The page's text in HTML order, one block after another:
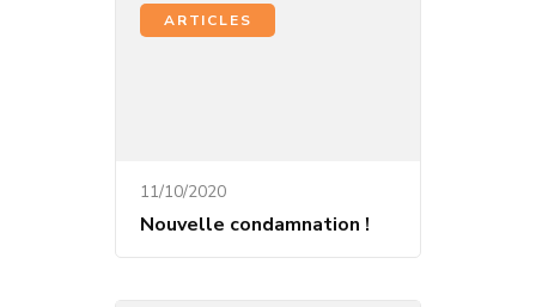
ARTICLES
11/10/2020
Nouvelle condamnation !